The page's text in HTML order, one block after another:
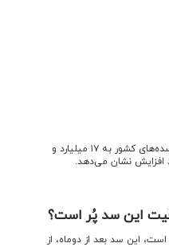
اقتصادنیوز: جدیدترین آمار وزارت نیرو از بارندنگی‌ها نشان می‌دهد،میزان ورودی آب به سده‌های کشور به ۱۷ میلیارد و
این سد پُر است؟
مترمکعب برآورد شده است، این سد بعد از دوماه، از